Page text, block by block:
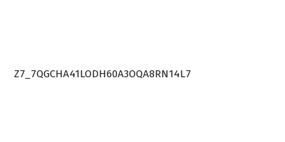
Z7_7QGCHA41LODH60A3OQA8RN14L7